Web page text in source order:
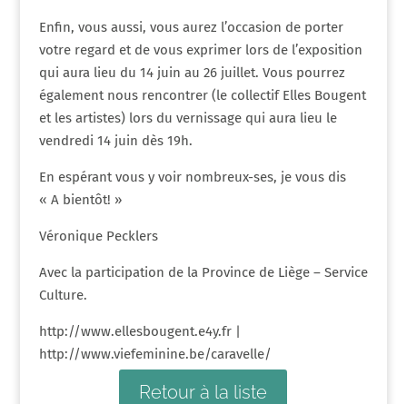
Enfin, vous aussi, vous aurez l’occasion de porter
votre regard et de vous exprimer lors de l’exposition
qui aura lieu du 14 juin au 26 juillet. Vous pourrez
également nous rencontrer (le collectif Elles Bougent
et les artistes) lors du vernissage qui aura lieu le
vendredi 14 juin dès 19h.
En espérant vous y voir nombreux-ses, je vous dis
« A bientôt! »
Véronique Pecklers
Avec la participation de la Province de Liège – Service
Culture.
http://www.ellesbougent.e4y.fr |
http://www.viefeminine.be/caravelle/
Retour à la liste